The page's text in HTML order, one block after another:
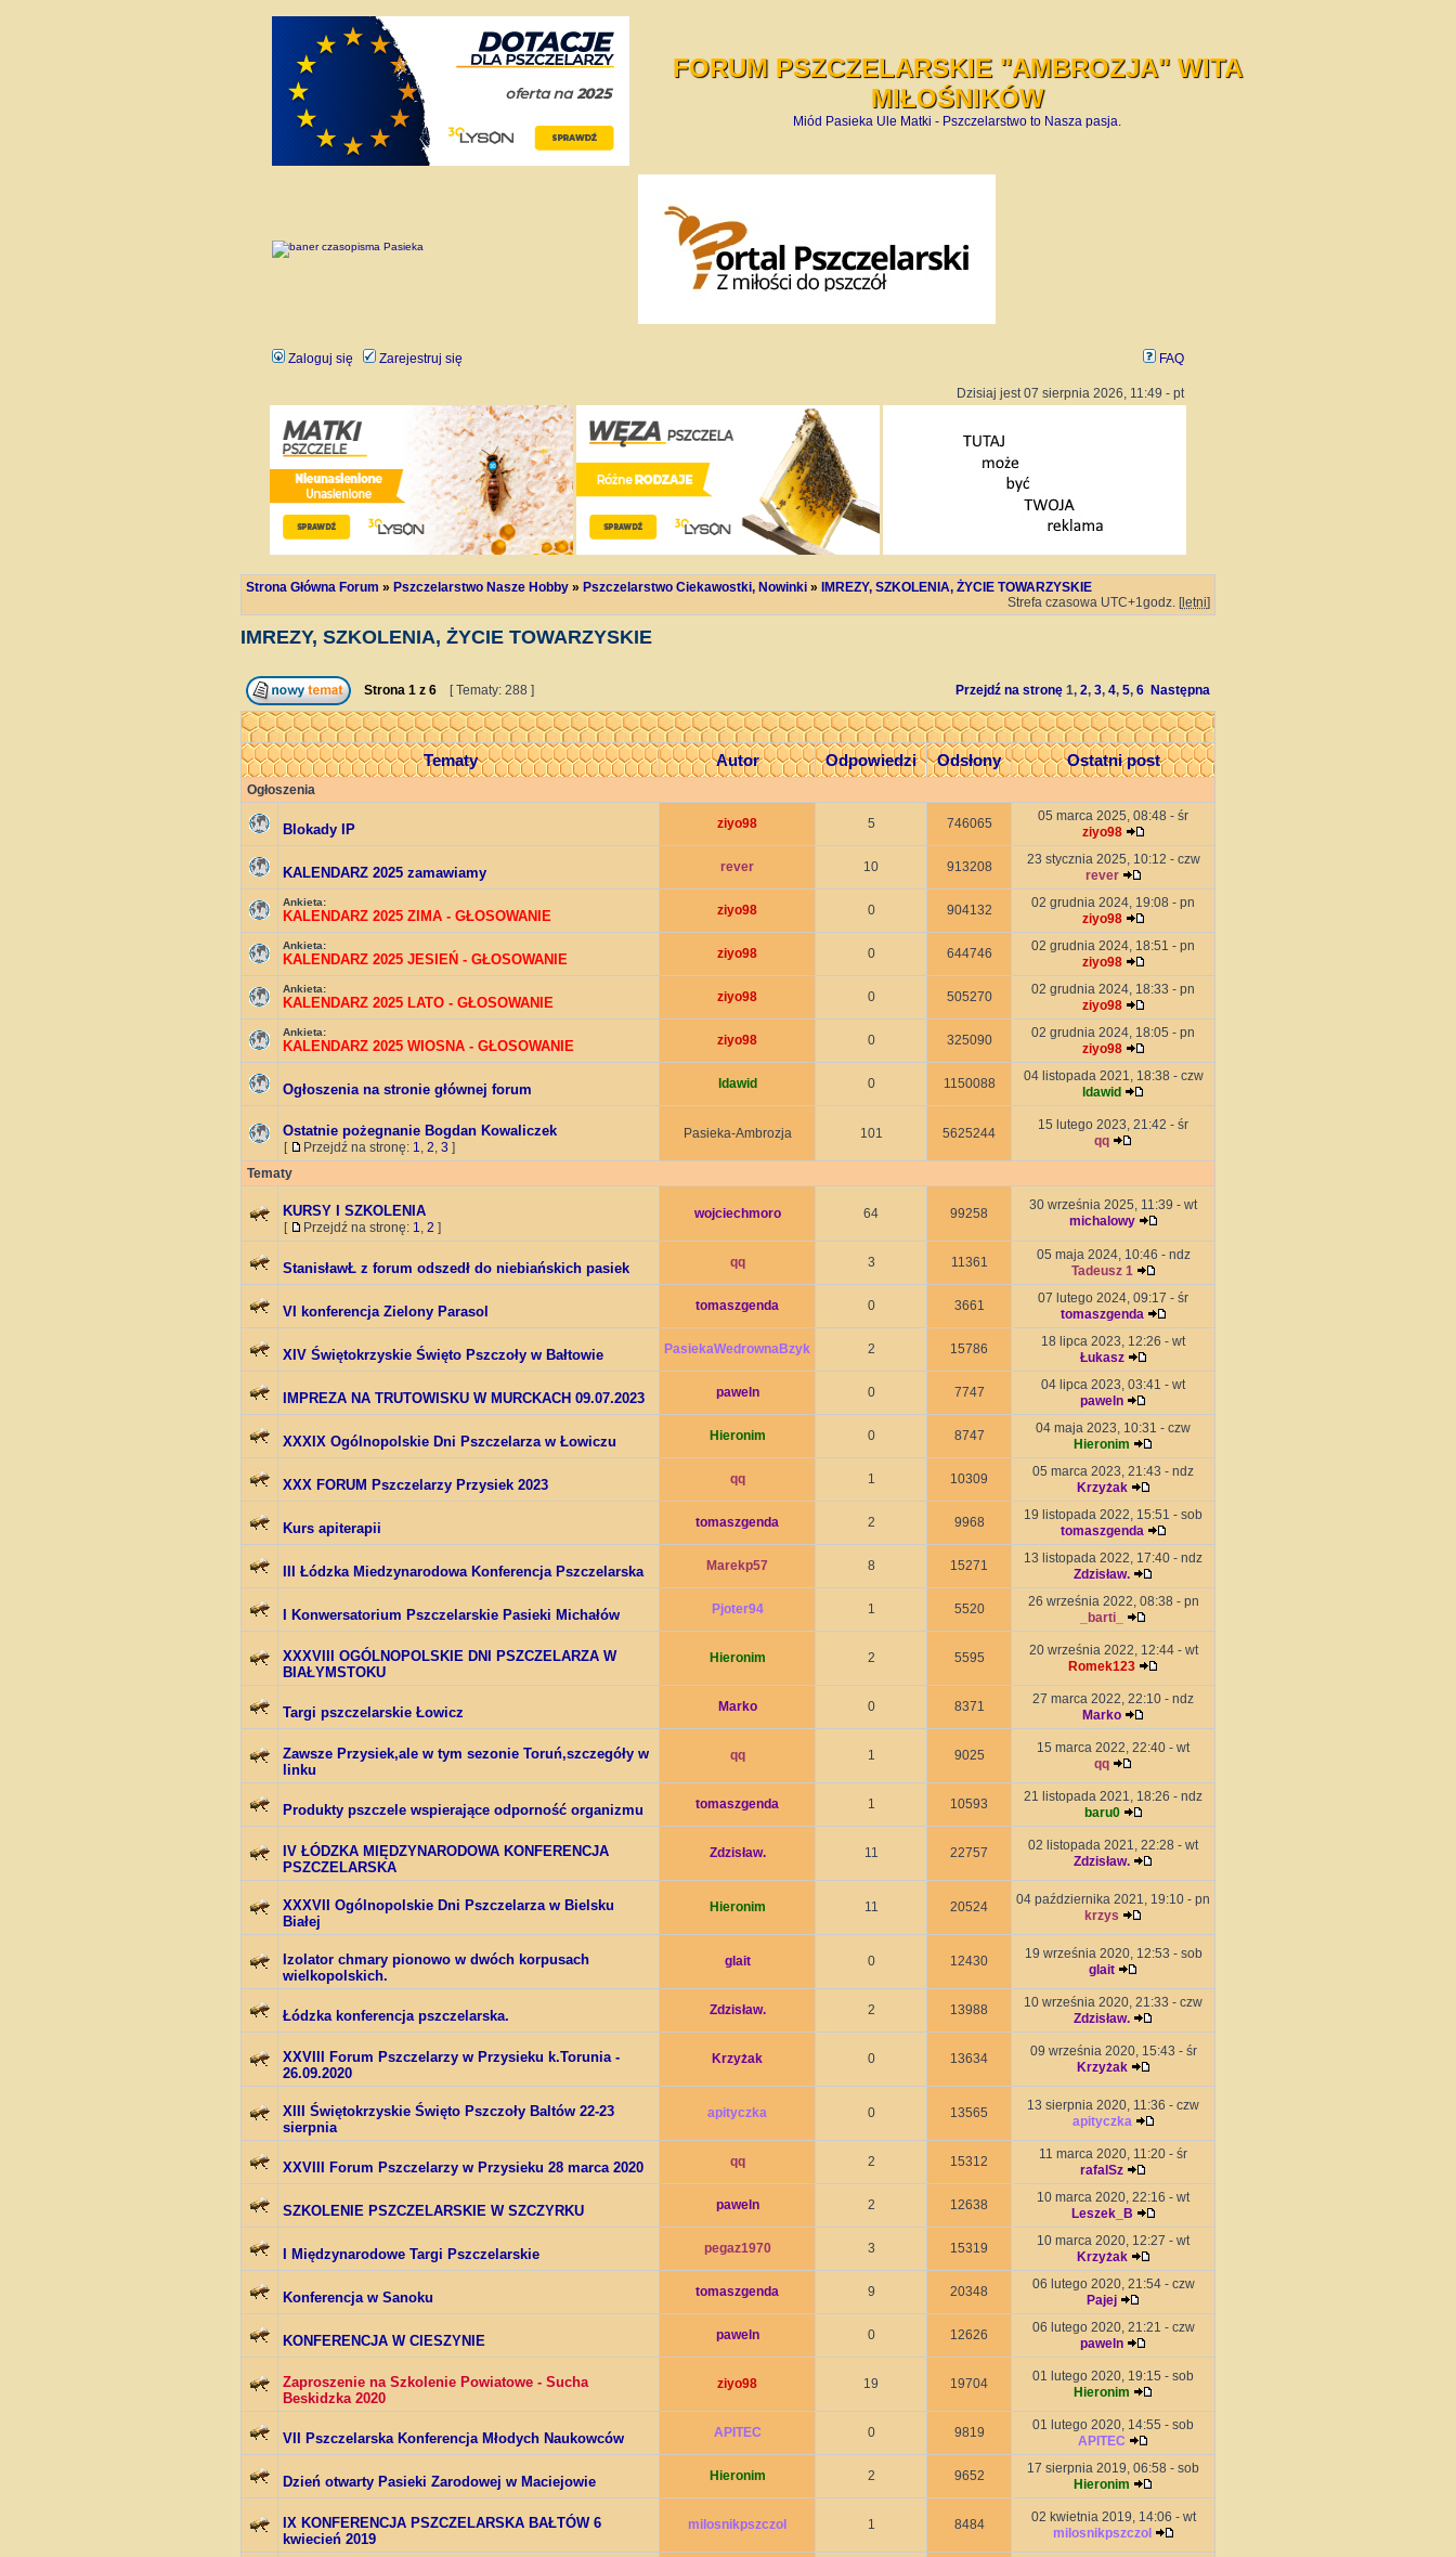
FORUM PSZCZELARSKIE "AMBROZJA" WITA
MIŁOŚNIKÓW
Miód Pasieka Ule Matki - Pszczelarstwo to Nasza pasja.
Zaloguj się Zarejestruj się FAQ
Dzisiaj jest 07 sierpnia 2026, 11:49 - pt
Strona Główna Forum » Pszczelarstwo Nasze Hobby » Pszczelarstwo Ciekawostki, Nowinki »
IMREZY, SZKOLENIA, ŻYCIE TOWARZYSKIE
Strefa czasowa UTC+1godz. [letni]
IMREZY, SZKOLENIA, ŻYCIE TOWARZYSKIE
Strona 1 z 6 [ Tematy: 288 ] Przejdź na stronę 1, 2, 3, 4, 5, 6 Następna
Tematy Autor Odpowiedzi Odsłony Ostatni post
Ogłoszenia
Blokady IP ziyo98 5 746065
05 marca 2025, 08:48 - śr
ziyo98
KALENDARZ 2025 zamawiamy rever 10 913208
23 stycznia 2025, 10:12 - czw
rever
Ankieta:
KALENDARZ 2025 ZIMA - GŁOSOWANIE ziyo98 0 904132
02 grudnia 2024, 19:08 - pn
ziyo98
Ankieta:
KALENDARZ 2025 JESIEŃ - GŁOSOWANIE ziyo98 0 644746
02 grudnia 2024, 18:51 - pn
ziyo98
Ankieta:
KALENDARZ 2025 LATO - GŁOSOWANIE ziyo98 0 505270
02 grudnia 2024, 18:33 - pn
ziyo98
Ankieta:
KALENDARZ 2025 WIOSNA - GŁOSOWANIE ziyo98 0 325090
02 grudnia 2024, 18:05 - pn
ziyo98
Ogłoszenia na stronie głównej forum ldawid 0 1150088
04 listopada 2021, 18:38 - czw
ldawid
Ostatnie pożegnanie Bogdan Kowaliczek
[ Przejdź na stronę: 1, 2, 3 ]
Pasieka-Ambrozja 101 5625244
15 lutego 2023, 21:42 - śr
qq
Tematy
KURSY I SZKOLENIA
[ Przejdź na stronę: 1, 2 ]
wojciechmoro 64 99258
30 września 2025, 11:39 - wt
michalowy
StanisławŁ z forum odszedł do niebiańskich pasiek qq 3 11361
05 maja 2024, 10:46 - ndz
Tadeusz 1
VI konferencja Zielony Parasol tomaszgenda 0 3661
07 lutego 2024, 09:17 - śr
tomaszgenda
XIV Świętokrzyskie Święto Pszczoły w Bałtowie PasiekaWedrownaBzyk 2 15786
18 lipca 2023, 12:26 - wt
Łukasz
IMPREZA NA TRUTOWISKU W MURCKACH 09.07.2023 paweln 0 7747
04 lipca 2023, 03:41 - wt
paweln
XXXIX Ogólnopolskie Dni Pszczelarza w Łowiczu Hieronim 0 8747
04 maja 2023, 10:31 - czw
Hieronim
XXX FORUM Pszczelarzy Przysiek 2023 qq 1 10309
05 marca 2023, 21:43 - ndz
Krzyżak
Kurs apiterapii tomaszgenda 2 9968
19 listopada 2022, 15:51 - sob
tomaszgenda
III Łódzka Miedzynarodowa Konferencja Pszczelarska Marekp57 8 15271
13 listopada 2022, 17:40 - ndz
Zdzisław.
I Konwersatorium Pszczelarskie Pasieki Michałów Pjoter94 1 5520
26 września 2022, 08:38 - pn
_barti_
XXXVIII OGÓLNOPOLSKIE DNI PSZCZELARZA W
BIAŁYMSTOKU
Hieronim 2 5595
20 września 2022, 12:44 - wt
Romek123
Targi pszczelarskie Łowicz Marko 0 8371
27 marca 2022, 22:10 - ndz
Marko
Zawsze Przysiek,ale w tym sezonie Toruń,szczegóły w
linku
qq 1 9025
15 marca 2022, 22:40 - wt
qq
Produkty pszczele wspierające odporność organizmu tomaszgenda 1 10593
21 listopada 2021, 18:26 - ndz
baru0
IV ŁÓDZKA MIĘDZYNARODOWA KONFERENCJA
PSZCZELARSKA
Zdzisław. 11 22757
02 listopada 2021, 22:28 - wt
Zdzisław.
XXXVII Ogólnopolskie Dni Pszczelarza w Bielsku
Białej
Hieronim 11 20524
04 października 2021, 19:10 - pn
krzys
Izolator chmary pionowo w dwóch korpusach
wielkopolskich.
glait 0 12430
19 września 2020, 12:53 - sob
glait
Łódzka konferencja pszczelarska. Zdzisław. 2 13988
10 września 2020, 21:33 - czw
Zdzisław.
XXVIII Forum Pszczelarzy w Przysieku k.Torunia -
26.09.2020
Krzyżak 0 13634
09 września 2020, 15:43 - śr
Krzyżak
XIII Świętokrzyskie Święto Pszczoły Baltów 22-23
sierpnia
apityczka 0 13565
13 sierpnia 2020, 11:36 - czw
apityczka
XXVIII Forum Pszczelarzy w Przysieku 28 marca 2020 qq 2 15312
11 marca 2020, 11:20 - śr
rafalSz
SZKOLENIE PSZCZELARSKIE W SZCZYRKU paweln 2 12638
10 marca 2020, 22:16 - wt
Leszek_B
I Międzynarodowe Targi Pszczelarskie pegaz1970 3 15319
10 marca 2020, 12:27 - wt
Krzyżak
Konferencja w Sanoku tomaszgenda 9 20348
06 lutego 2020, 21:54 - czw
Pajej
KONFERENCJA W CIESZYNIE paweln 0 12626
06 lutego 2020, 21:21 - czw
paweln
Zaproszenie na Szkolenie Powiatowe - Sucha
Beskidzka 2020
ziyo98 19 19704
01 lutego 2020, 19:15 - sob
Hieronim
VII Pszczelarska Konferencja Młodych Naukowców APITEC 0 9819
01 lutego 2020, 14:55 - sob
APITEC
Dzień otwarty Pasieki Zarodowej w Maciejowie Hieronim 2 9652
17 sierpnia 2019, 06:58 - sob
Hieronim
IX KONFERENCJA PSZCZELARSKA BAŁTÓW 6
kwiecień 2019
milosnikpszczol 1 8484
02 kwietnia 2019, 14:06 - wt
milosnikpszczol